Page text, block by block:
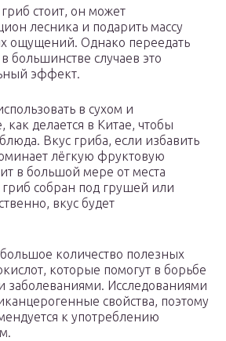
стоит, он может
лесника и подарить массу
ощущений. Однако переедать
большинстве случаев это
эффект.
в сухом и
делается в Китае, чтобы
Вкус гриба, если избавить
лёгкую фруктовую
в большой мере от места
гриб собран под грушей или
вкус будет
количество полезных
которые помогут в борьбе
заболеваниями. Исследованиями
свойства, поэтому
к употреблению